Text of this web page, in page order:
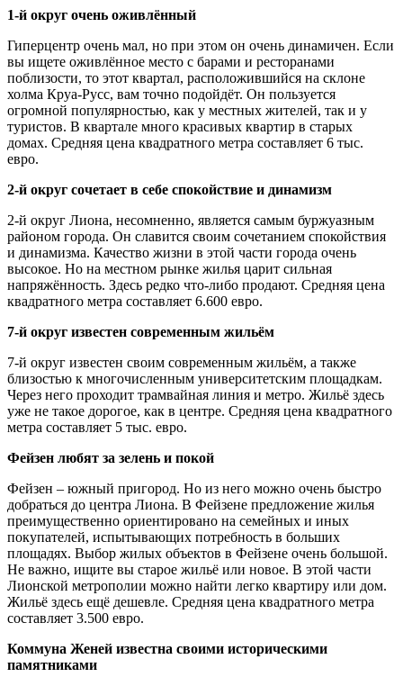
1-й округ очень оживлённый
Гиперцентр очень мал, но при этом он очень динамичен. Если
вы ищете оживлённое место с барами и ресторанами
поблизости, то этот квартал, расположившийся на склоне
холма Круа-Русс, вам точно подойдёт. Он пользуется
огромной популярностью, как у местных жителей, так и у
туристов. В квартале много красивых квартир в старых
домах. Средняя цена квадратного метра составляет 6 тыс.
евро.
2-й округ сочетает в себе спокойствие и динамизм
2-й округ Лиона, несомненно, является самым буржуазным
районом города. Он славится своим сочетанием спокойствия
и динамизма. Качество жизни в этой части города очень
высокое. Но на местном рынке жилья царит сильная
напряжённость. Здесь редко что-либо продают. Средняя цена
квадратного метра составляет 6.600 евро.
7-й округ известен современным жильём
7-й округ известен своим современным жильём, а также
близостью к многочисленным университетским площадкам.
Через него проходит трамвайная линия и метро. Жильё здесь
уже не такое дорогое, как в центре. Средняя цена квадратного
метра составляет 5 тыс. евро.
Фейзен любят за зелень и покой
Фейзен – южный пригород. Но из него можно очень быстро
добраться до центра Лиона. В Фейзене предложение жилья
преимущественно ориентировано на семейных и иных
покупателей, испытывающих потребность в больших
площадях. Выбор жилых объектов в Фейзене очень большой.
Не важно, ищите вы старое жильё или новое. В этой части
Лионской метрополии можно найти легко квартиру или дом.
Жильё здесь ещё дешевле. Средняя цена квадратного метра
составляет 3.500 евро.
Коммуна Женей известна своими историческими
памятниками